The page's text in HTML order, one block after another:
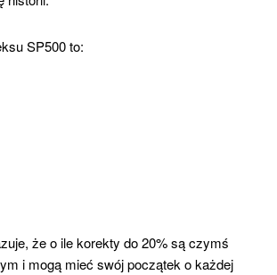
SP500 to:
że o ile korekty do 20% są czymś
i mogą mieć swój początek o każdej